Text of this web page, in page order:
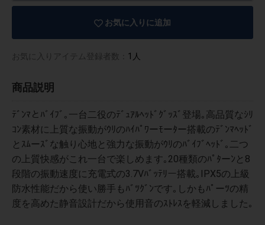
お気に入りに追加
お気に入りアイテム登録者数： 1人
商品説明
ﾃﾞﾝﾏとﾊﾞｲﾌﾞ｡一台二役のﾃﾞｭｱﾙﾍｯﾄﾞｸﾞｯｽﾞ登場｡高品質なｼﾘ
ｺﾝ素材に上質な振動がｳﾘのﾊｲﾊﾟﾜーﾓーﾀー搭載のﾃﾞﾝﾏﾍｯﾄﾞ
とｽﾑーｽﾞな触り心地と強力な振動がｳﾘのﾊﾞｲﾌﾞﾍｯﾄﾞ｡二つ
の上質快感がこれ一台で楽しめます｡20種類のﾊﾟﾀーﾝと8
段階の振動速度に充電式の3.7Vﾊﾞｯﾃﾘー搭載｡IPX5の上級
防水性能だから使い勝手もﾊﾞﾂｸﾞﾝです｡しかもﾊﾟーﾂの精
度を高めた静音設計だから使用音のｽﾄﾚｽを軽減しました｡
イラストレ
ーター
アダルトグ
ッズ